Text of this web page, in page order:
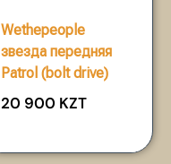
Wethepeople
звезда передняя
Patrol (bolt drive)
20 900 KZT